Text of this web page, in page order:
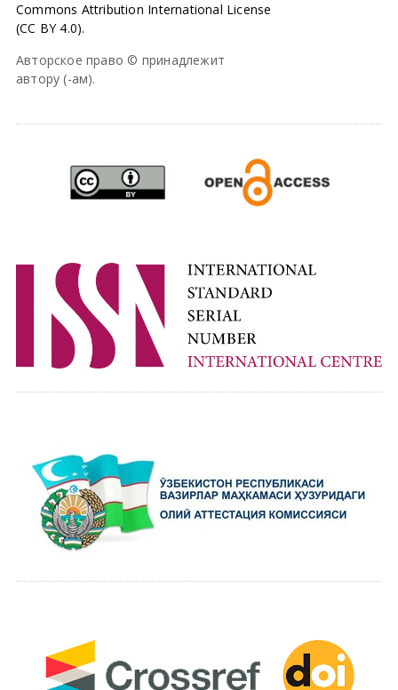
Commons Attribution International License
(CC BY 4.0).
Авторское право © принадлежит
автору (-ам).